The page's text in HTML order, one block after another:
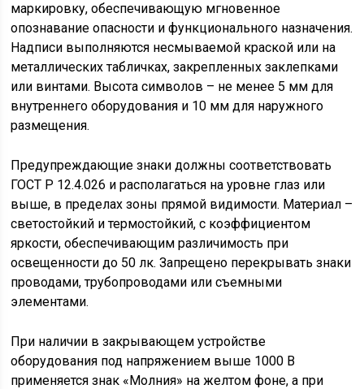
маркировку, обеспечивающую мгновенное
опознавание опасности и функционального назначения.
Надписи выполняются несмываемой краской или на
металлических табличках, закрепленных заклепками
или винтами. Высота символов – не менее 5 мм для
внутреннего оборудования и 10 мм для наружного
размещения.
Предупреждающие знаки должны соответствовать
ГОСТ Р 12.4.026 и располагаться на уровне глаз или
выше, в пределах зоны прямой видимости. Материал –
светостойкий и термостойкий, с коэффициентом
яркости, обеспечивающим различимость при
освещенности до 50 лк. Запрещено перекрывать знаки
проводами, трубопроводами или съемными
элементами.
При наличии в закрывающем устройстве
оборудования под напряжением выше 1000 В
применяется знак «Молния» на желтом фоне, а при